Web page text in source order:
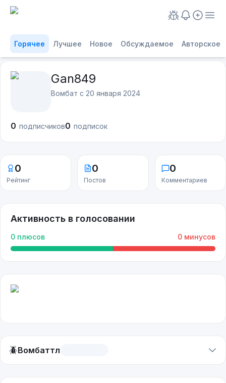
Горячее Лучшее Новое Обсуждаемое Авторское
Gan849
Вомбат с 20 января 2024
0 подписчиков0 подписок
0
Рейтинг
0
Постов
0
Комментариев
Активность в голосовании
0 плюсов 0 минусов
🪲Вомбаттл